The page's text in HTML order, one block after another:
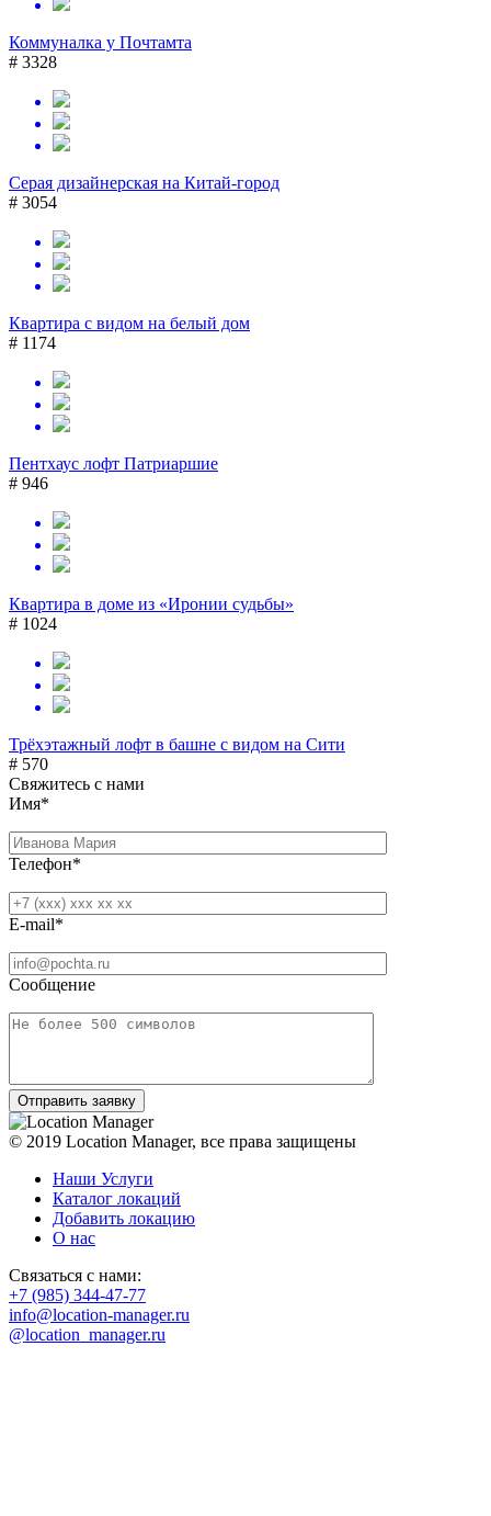
Коммуналка у Почтамта
# 3328
Серая дизайнерская на Китай-город
# 3054
Квартира с видом на белый дом
# 1174
Пентхаус лофт Патриаршие
# 946
Квартира в доме из «Иронии судьбы»
# 1024
Трёхэтажный лофт в башне с видом на Сити
# 570
Свяжитесь с нами
Имя*
Телефон*
E-mail*
Сообщение
© 2019 Location Manager, все права защищены
Наши Услуги
Каталог локаций
Добавить локацию
О нас
Связаться с нами:
+7 (985) 344-47-77
info@location-manager.ru
@location_manager.ru